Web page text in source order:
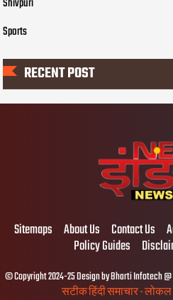
Sports
RECENT POST
Sitemaps About Us Contact Us
Policy Guides
© Copyright 2024-25 Design by Bharti Infotech @
सटीक हिंदी समाचार -